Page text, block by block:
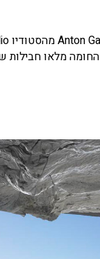
מלאו חבילות